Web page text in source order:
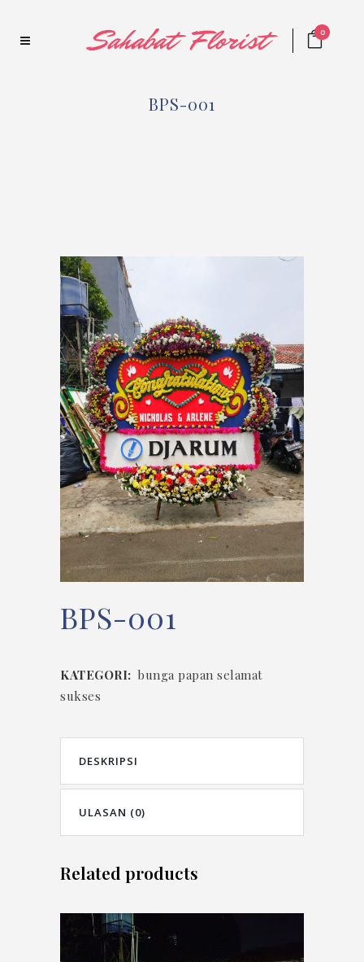
0
BPS-001
BPS-001
KATEGORI: bunga papan selamat
sukses
DESKRIPSI
ULASAN (0)
Related products